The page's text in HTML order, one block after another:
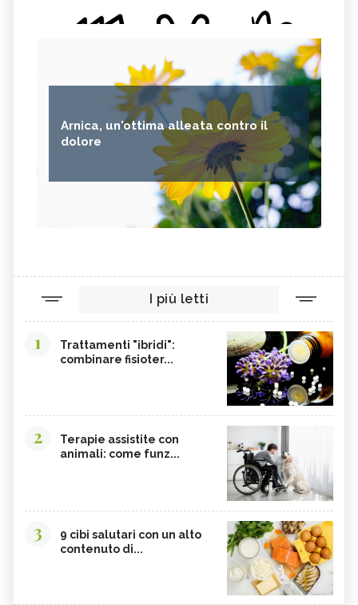
Arnica, un'ottima alleata contro il
dolore
I più letti
1
Trattamenti "ibridi":
combinare fisioter...
2
Terapie assistite con
animali: come funz...
3
9 cibi salutari con un alto
contenuto di...